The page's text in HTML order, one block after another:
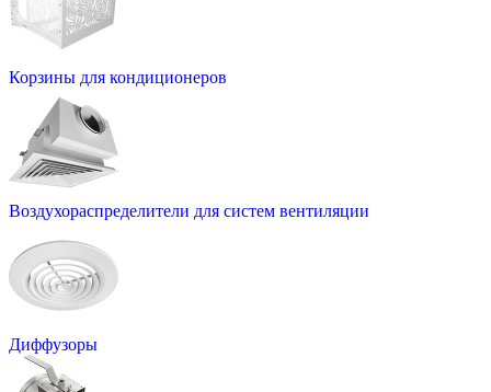
Корзины для кондиционеров
Воздухораспределители для систем вентиляции
Диффузоры